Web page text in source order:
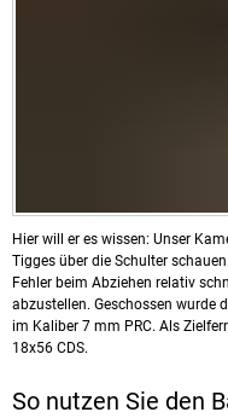
Hier will er es wissen: Unser
Tigges über die Schulter
Fehler beim Abziehen relativ
abzustellen. Geschossen wurde
im Kaliber 7 mm PRC. Als
18x56 CDS.
So nutzen Sie den